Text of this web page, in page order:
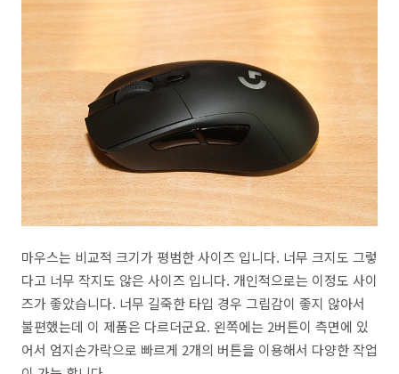
마우스는 비교적 크기가 평범한 사이즈 입니다. 너무 크지도 그렇
다고 너무 작지도 않은 사이즈 입니다. 개인적으로는 이정도 사이
즈가 좋았습니다. 너무 길죽한 타입 경우 그립감이 좋지 않아서
불편했는데 이 제품은 다르더군요. 왼쪽에는 2버튼이 측면에 있
어서 엄지손가락으로 빠르게 2개의 버튼을 이용해서 다양한 작업